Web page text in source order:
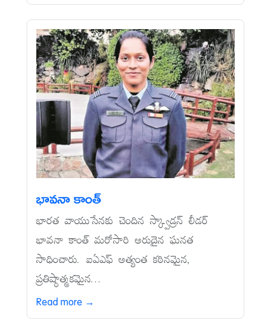
భావనా కాంత్‌
భారత వాయుసేనకు చెందిన స్క్వాడ్రన్‌ లీడర్‌
భావనా కాంత్‌ మరోసారి అరుదైన ఘనత
సాధించారు. ఐఏఎఫ్‌ అత్యంత కఠినమైన,
ప్రతిష్ఠాత్మకమైన...
Read more →